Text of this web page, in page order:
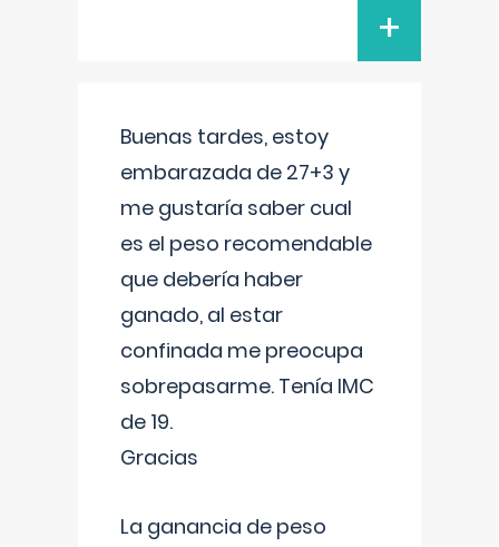
+
Buenas tardes, estoy
embarazada de 27+3 y
me gustaría saber cual
es el peso recomendable
que debería haber
ganado, al estar
confinada me preocupa
sobrepasarme. Tenía IMC
de 19.
Gracias
La ganancia de peso